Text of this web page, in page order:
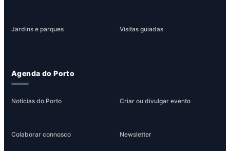
Jardins e parques Visitas guiadas
Agenda do Porto
Notícias do Porto Criar ou divulgar evento
Colaborar connosco Newsletter